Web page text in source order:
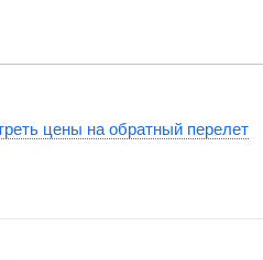
цены на обратный перелет